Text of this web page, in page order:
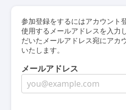
参加登録をするにはアカウント
使用するメールアドレスを入力
だいたメールアドレス宛にアカ
いたします。
メールアドレス